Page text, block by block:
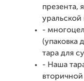
презента,
уральской
-
(упаковка
тара для
- Наша